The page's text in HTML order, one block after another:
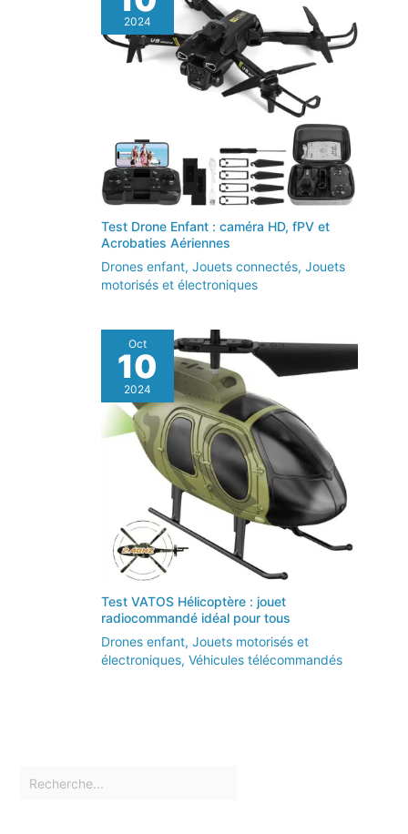
et vous fournir des solutions
précises afin de garantir le
fonctionnement stable de votre
drone.
2024
Test Drone Enfant : caméra HD, fPV et
Acrobaties Aériennes
Drones enfant, Jouets connectés, Jouets
motorisés et électroniques
Oct
10
2024
Test VATOS Hélicoptère : jouet
radiocommandé idéal pour tous
Drones enfant, Jouets motorisés et
électroniques, Véhicules télécommandés